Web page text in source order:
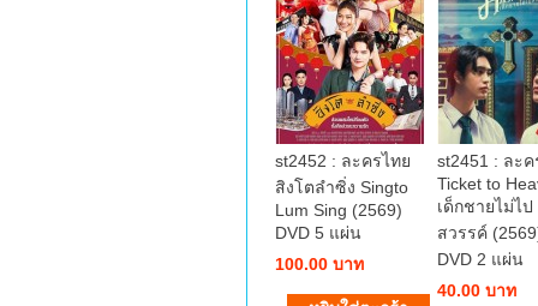
st2452 : ละครไทย
สิงโตลำซิ่ง Singto
Lum Sing (2569)
DVD 5 แผ่น
100.00 บาท
st2451 : ละค
Ticket to
เด็กชายไม่ไป
สวรรค์
DVD 2 แผ่น
40.00 บาท